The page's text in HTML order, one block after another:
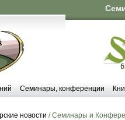
Семинары, конференции
новости / Семинары и